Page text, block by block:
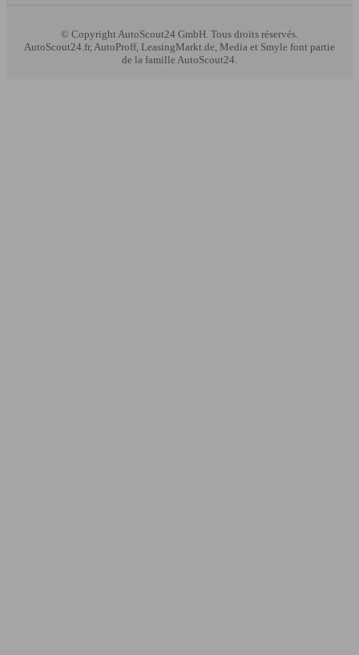
© CopyrightAutoScout24 GmbH. Tous droits réservés.
AutoScout24.fr, AutoProff, LeasingMarkt.de, Media et Smyle font partie
de la famille AutoScout24.